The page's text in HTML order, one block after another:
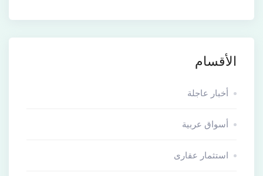
الأقسام
أخبار عاجلة
أسواق عربية
استثمار عقارى